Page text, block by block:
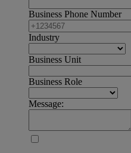
Business Phone Number
Industry
Business Unit
Business Role
Message: